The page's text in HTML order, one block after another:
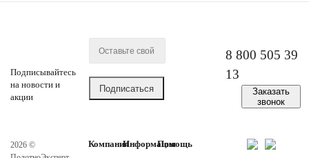
Подписывайтесь
на новости и
акции
8 800 505 39
13
Заказать
звонок
2026 ©
КомпанияИнформацияПомощь